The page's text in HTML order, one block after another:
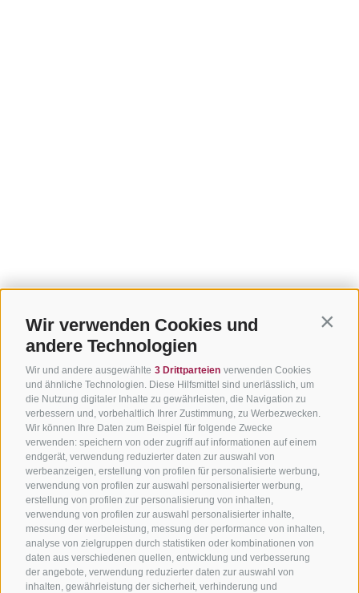
Wir verwenden Cookies und
andere Technologien
Wir und andere ausgewählte 3 Drittparteien verwenden Cookies
und ähnliche Technologien. Diese Hilfsmittel sind unerlässlich, um
die Nutzung digitaler Inhalte zu gewährleisten, die Navigation zu
verbessern und, vorbehaltlich Ihrer Zustimmung, zu Werbezwecken.
Wir können Ihre Daten zum Beispiel für folgende Zwecke
verwenden: speichern von oder zugriff auf informationen auf einem
endgerät, verwendung reduzierter daten zur auswahl von
werbeanzeigen, erstellung von profilen für personalisierte werbung,
verwendung von profilen zur auswahl personalisierter werbung,
erstellung von profilen zur personalisierung von inhalten,
verwendung von profilen zur auswahl personalisierter inhalte,
messung der werbeleistung, messung der performance von inhalten,
analyse von zielgruppen durch statistiken oder kombinationen von
daten aus verschiedenen quellen, entwicklung und verbesserung
der angebote, verwendung reduzierter daten zur auswahl von
inhalten, gewährleistung der sicherheit, verhinderung und